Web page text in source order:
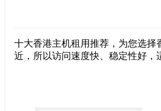
十大香港主机租用推荐，为您选
近，所以访问速度快、稳定性好，